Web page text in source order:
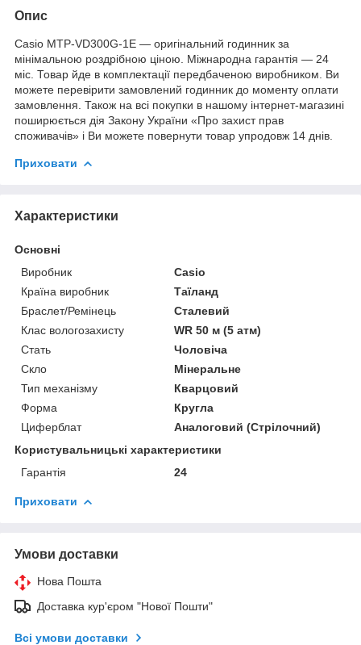
Опис
Casio MTP-VD300G-1E — оригінальний годинник за
мінімальною роздрібною ціною. Міжнародна гарантія — 24
міс. Товар йде в комплектації передбаченою виробником. Ви
можете перевірити замовлений годинник до моменту оплати
замовлення. Також на всі покупки в нашому інтернет-магазині
поширюється дія Закону України «Про захист прав
споживачів» і Ви можете повернути товар упродовж 14 днів.
Приховати
Характеристики
Основні
Виробник
Casio
Країна виробник
Таїланд
Браслет/Ремінець
Сталевий
Клас вологозахисту
WR 50 м (5 атм)
Стать
Чоловіча
Скло
Мінеральне
Тип механізму
Кварцовий
Форма
Кругла
Циферблат
Аналоговий (Стрілочний)
Користувальницькі характеристики
Гарантія
24
Приховати
Умови доставки
Нова Пошта
Доставка кур'єром "Нової Пошти"
Всі умови доставки